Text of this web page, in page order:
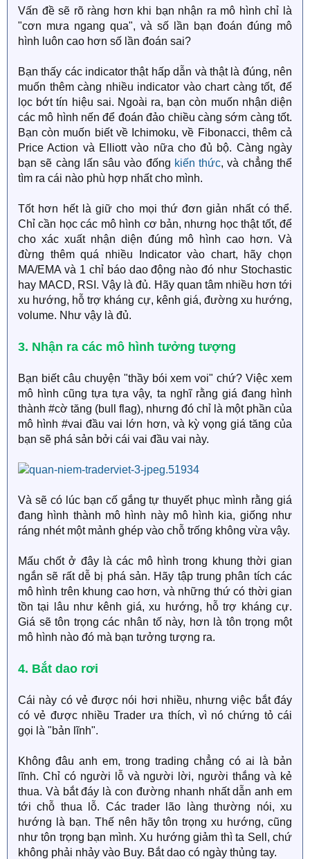
Vấn đề sẽ rõ ràng hơn khi bạn nhận ra mô hình chỉ là
"cơn mưa ngang qua", và số lần bạn đoán đúng mô
hình luôn cao hơn số lần đoán sai?
Bạn thấy các indicator thật hấp dẫn và thật là đúng, nên
muốn thêm càng nhiều indicator vào chart càng tốt, để
lọc bớt tín hiệu sai. Ngoài ra, bạn còn muốn nhận diện
các mô hình nến để đoán đảo chiều càng sớm càng tốt.
Bạn còn muốn biết về Ichimoku, về Fibonacci, thêm cả
Price Action và Elliott vào nữa cho đủ bộ. Càng ngày
bạn sẽ càng lấn sâu vào đống kiến thức, và chẳng thể
tìm ra cái nào phù hợp nhất cho mình.
Tốt hơn hết là giữ cho mọi thứ đơn giản nhất có thể.
Chỉ cần học các mô hình cơ bản, nhưng học thật tốt, để
cho xác xuất nhận diện đúng mô hình cao hơn. Và
đừng thêm quá nhiều Indicator vào chart, hãy chọn
MA/EMA và 1 chỉ báo dao động nào đó như Stochastic
hay MACD, RSI. Vậy là đủ. Hãy quan tâm nhiều hơn tới
xu hướng, hỗ trợ kháng cự, kênh giá, đường xu hướng,
volume. Như vậy là đủ.
3. Nhận ra các mô hình tưởng tượng
Bạn biết câu chuyện "thầy bói xem voi" chứ? Việc xem
mô hình cũng tựa tựa vậy, ta nghĩ rằng giá đang hình
thành #cờ tăng (bull flag), nhưng đó chỉ là một phần của
mô hình #vai đầu vai lớn hơn, và kỳ vọng giá tăng của
bạn sẽ phá sản bởi cái vai đầu vai này.
Và sẽ có lúc bạn cố gắng tự thuyết phục mình rằng giá
đang hình thành mô hình này mô hình kia, giống như
ráng nhét một mảnh ghép vào chỗ trống không vừa vậy.
Mấu chốt ở đây là các mô hình trong khung thời gian
ngắn sẽ rất dễ bị phá sản. Hãy tập trung phân tích các
mô hình trên khung cao hơn, và những thứ có thời gian
tồn tại lâu như kênh giá, xu hướng, hỗ trợ kháng cự.
Giá sẽ tôn trọng các nhân tố này, hơn là tôn trọng một
mô hình nào đó mà bạn tưởng tượng ra.
4. Bắt dao rơi
Cái này có vẻ được nói hơi nhiều, nhưng việc bắt đáy
có vẻ được nhiều Trader ưa thích, vì nó chứng tỏ cái
gọi là "bản lĩnh".
Không đâu anh em, trong trading chẳng có ai là bản
lĩnh. Chỉ có người lỗ và người lời, người thắng và kẻ
thua. Và bắt đáy là con đường nhanh nhất dẫn anh em
tới chỗ thua lỗ. Các trader lão làng thường nói, xu
hướng là bạn. Thế nên hãy tôn trọng xu hướng, cũng
như tôn trọng bạn mình. Xu hướng giảm thì ta Sell, chứ
không phải nhảy vào Buy. Bắt dao có ngày thủng tay.